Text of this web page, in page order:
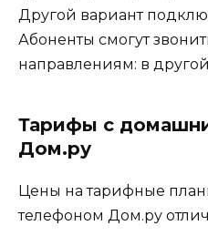
Другой вариант
Абоненты смогут
направлениям: в другой
Тарифы с
Дом.ру
Цены на тарифные
телефоном Дом.ру